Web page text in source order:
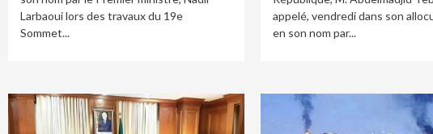
Larbaoui lors des travaux du 19e
Sommet...
appelé, vendredi dans son
en son nom par...